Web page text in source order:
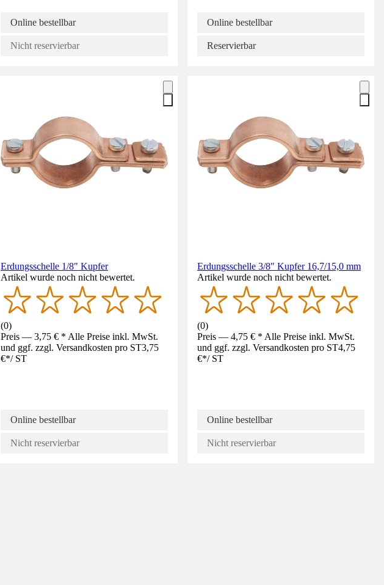
Online bestellbar
Nicht reservierbar
Online bestellbar
Reservierbar
Erdungsschelle 1/8" Kupfer
Artikel wurde noch nicht bewertet.
(0)
Preis — 3,75 € * Alle Preise inkl. MwSt.
und ggf. zzgl. Versandkosten pro ST3,75
€*/ ST
Online bestellbar
Nicht reservierbar
Erdungsschelle 3/8" Kupfer 16,7/15,0 mm
Artikel wurde noch nicht bewertet.
(0)
Preis — 4,75 € * Alle Preise inkl. MwSt.
und ggf. zzgl. Versandkosten pro ST4,75
€*/ ST
Online bestellbar
Nicht reservierbar